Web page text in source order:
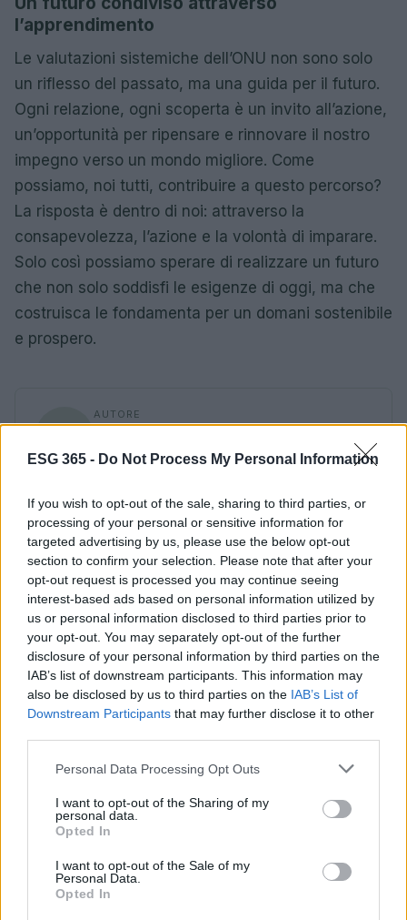
ESG 365 - Do Not Process My Personal Information
If you wish to opt-out of the sale, sharing to third parties, or
processing of your personal or sensitive information for
targeted advertising by us, please use the below opt-out
section to confirm your selection. Please note that after your
opt-out request is processed you may continue seeing
interest-based ads based on personal information utilized by
us or personal information disclosed to third parties prior to
your opt-out. You may separately opt-out of the further
disclosure of your personal information by third parties on the
IAB’s list of downstream participants. This information may
also be disclosed by us to third parties on the IAB’s List of
Downstream Participants that may further disclose it to other
Please note that this website/app uses one or more Google
not limited to your visit or usage behaviour. You may click to
grant or deny consent to Google and its third-party tags to
use your data for below specified purposes in below Google
consent section.
Personal Data Processing Opt Outs
I want to opt-out of the Sharing of my
personal data.
Opted In
I want to opt-out of the Sale of my
Personal Data.
Opted In
l’apprendimento
Le valutazioni sistemiche dell’ONU non sono solo
un riflesso del passato, ma una guida per il futuro.
Ogni relazione, ogni scoperta è un invito all’azione,
un’opportunità per ripensare e rinnovare il nostro
impegno verso un mondo migliore. Come
possiamo, noi tutti, contribuire a questo percorso?
La risposta è dentro di noi: attraverso la
consapevolezza, l’azione e la volontà di imparare.
Solo così possiamo sperare di realizzare un futuro
che non solo soddisfi le esigenze di oggi, ma che
costruisca le fondamenta per un domani sostenibile
e prospero.
AUTORE
Continua a leggere